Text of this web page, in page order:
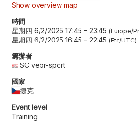
Show overview map
時間
星期四 6/2/2025 17:45 – 23:45 Europe/
星期四 6/2/2025 16:45 – 22:45 Etc/UTC
籌辦者
SC vebr-sport
國家
捷克
Event level
Training